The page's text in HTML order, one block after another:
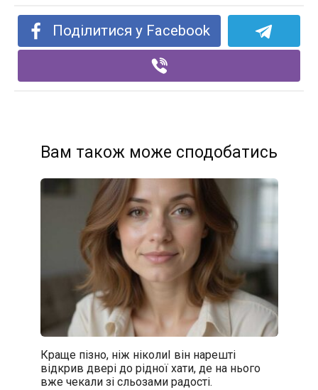
Поділитися у Facebook
Вам також може сподобатись
Краще пізно, ніж ніколиІ він нарешті
відкрив двері до рідної хати, де на нього
вже чекали зі сльозами радості.